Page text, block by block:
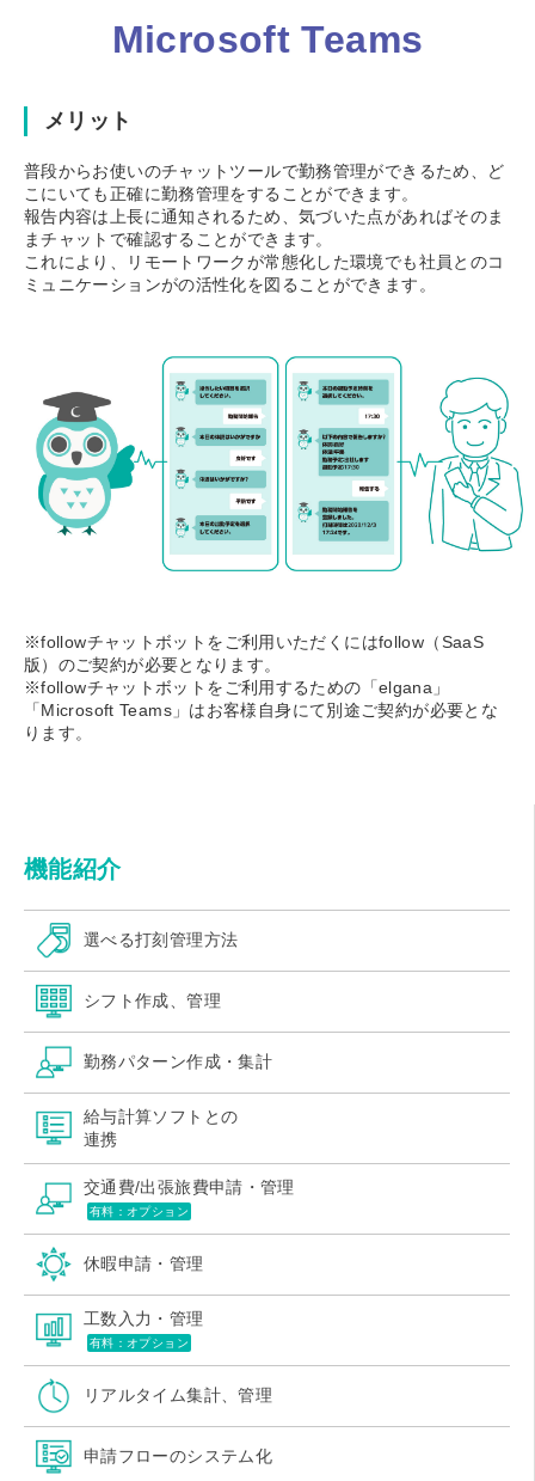
機能紹介
選べる打刻管理方法
シフト作成、管理
勤務パターン作成・集計
給与計算ソフトとの
連携
交通費/出張旅費申請・管理
有料：オプション
休暇申請・管理
工数入力・管理
有料：オプション
リアルタイム集計、管理
申請フローのシステム化
Microsoft Teams
メリット
普段からお使いのチャットツールで勤務管理ができるため、ど
こにいても正確に勤務管理をすることができます。
報告内容は上長に通知されるため、気づいた点があればそのま
まチャットで確認することができます。
これにより、リモートワークが常態化した環境でも社員とのコ
ミュニケーションがの活性化を図ることができます。
※followチャットボットをご利用いただくにはfollow（SaaS
版）のご契約が必要となります。
※followチャットボットをご利用するための「elgana」
「Microsoft Teams」はお客様自身にて別途ご契約が必要とな
ります。